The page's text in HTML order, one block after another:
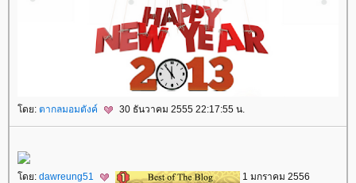
ดย: ตากลมอมตังค์ 30 ธันวาคม 2555 22:17:55 น.
ดย: dawreung51
1 มกราคม 2556